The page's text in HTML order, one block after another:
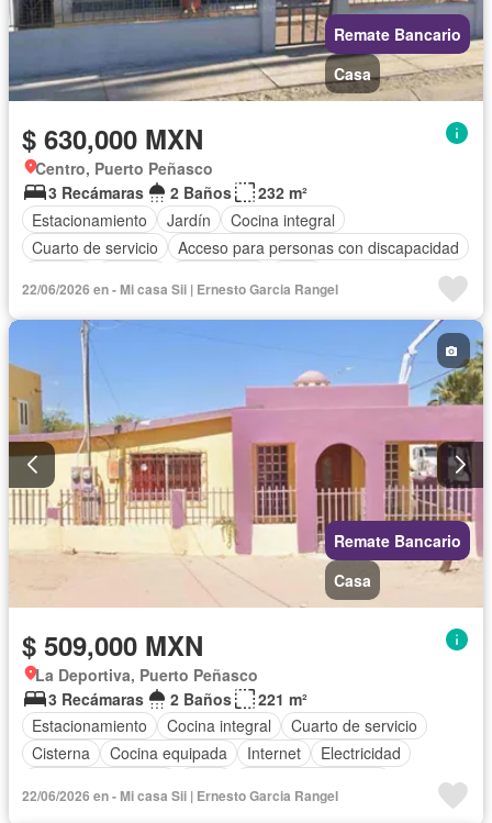
Remate Bancario
Casa
$ 630,000 MXN
Centro, Puerto Peñasco
3 Recámaras
2 Baños
232 m²
Estacionamiento
Jardín
Cocina integral
Cuarto de servicio
Acceso para personas con discapacidad
Cuarto de Limpieza
Televisión por cable
Zonas verdes
Recámara con closet
Conserje
Sin amueblar
22/06/2026 en - Mi casa Sii | Ernesto Garcia Rangel
Remate Bancario
Casa
$ 509,000 MXN
La Deportiva, Puerto Peñasco
3 Recámaras
2 Baños
221 m²
Estacionamiento
Cocina integral
Cuarto de servicio
Cisterna
Cocina equipada Internet
Electricidad
Gas natural
Recámara con closet
Wifi
22/06/2026 en - Mi casa Sii | Ernesto Garcia Rangel